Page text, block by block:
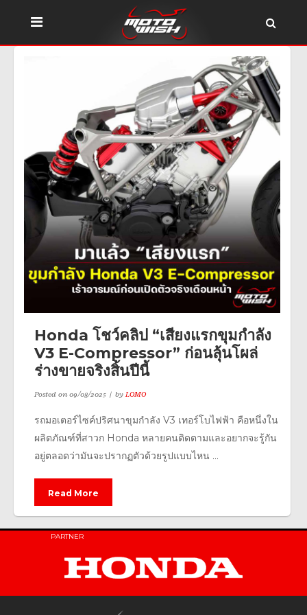
Honda โชว์คลิป “เสียงแรกขุมกำลัง
V3 E-Compressor” ก่อนลุ้นโผล่
ร่างขายจริงสิ้นปีนี้
Posted on09/08/2025 byLOMO
รถมอเตอร์ไซค์ปริศนาขุมกำลัง V3 เทอร์โบไฟฟ้า คือหนึ่งใน
ผลิตภัณฑ์ที่สาวก Honda หลายคนติดตามและอยากจะรู้กัน
อยู่ตลอดว่ามันจะปรากฏตัวด้วยรูปแบบไหน ...
Read More
PARTNER